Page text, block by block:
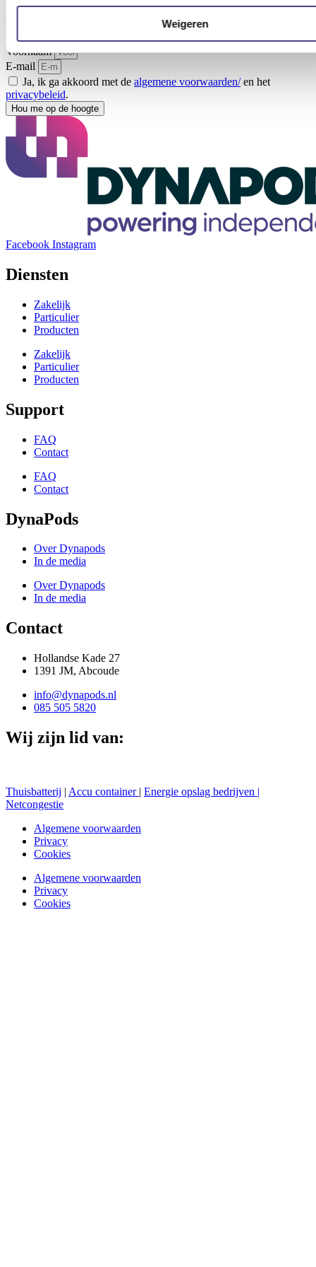
Weigeren
promoties te ontvangen.
Voornaam
E-mail
Ja, ik ga akkoord met de algemene voorwaarden/en het
privacybeleid.
Hou me op de hoogte
Facebook Instagram
Diensten
Zakelijk
Particulier
Producten
Zakelijk
Particulier
Producten
Support
FAQ
Contact
FAQ
Contact
DynaPods
Over Dynapods
In de media
Over Dynapods
In de media
Contact
Hollandse Kade 27
1391 JM, Abcoude
info@dynapods.nl
085 505 5820
Wij zijn lid van:
Thuisbatterij | Accu container | Energie opslag bedrijven |
Netcongestie
Algemene voorwaarden
Privacy
Cookies
Algemene voorwaarden
Privacy
Cookies